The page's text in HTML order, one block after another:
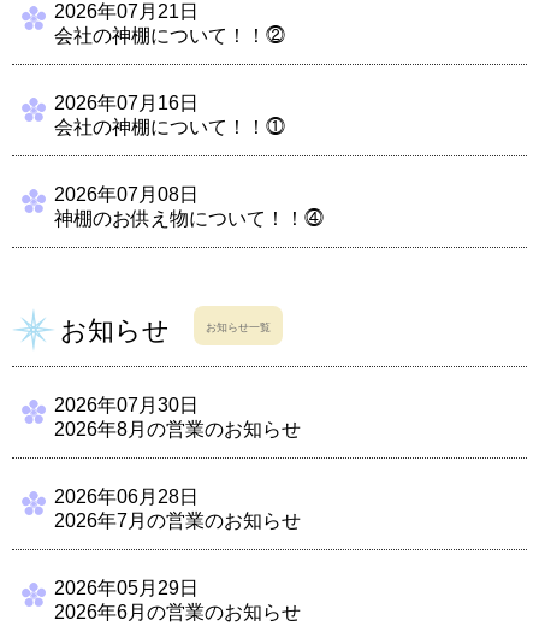
2026年07月21日
会社の神棚について！！⓶
2026年07月16日
会社の神棚について！！⓵
2026年07月08日
神棚のお供え物について！！⓸
お知らせ お知らせ一覧
2026年07月30日
2026年8月の営業のお知らせ
2026年06月28日
2026年7月の営業のお知らせ
2026年05月29日
2026年6月の営業のお知らせ